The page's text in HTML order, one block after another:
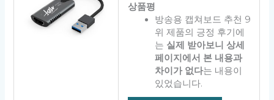
상품평
방송용 캡쳐보드 추천 9
위 제품의 긍정 후기에
는 실제 받아보니 상세
페이지에서 본 내용과
차이가 없다는 내용이
있었습니다.